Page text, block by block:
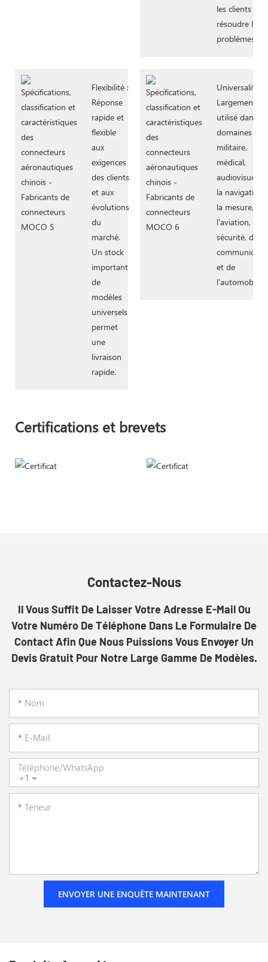
les clients à
résoudre leurs
problèmes.
Flexibilité :
Réponse
rapide et
flexible
aux
exigences
des clients
et aux
évolutions
du
marché.
Un stock
important
de
modèles
universels
permet
une
livraison
rapide.
Universalité :
Largement
utilisé dans
domaines
militaire,
médical,
audiovisuel,
la navigation,
la mesure, de
l'aviation, de
sécurité, des
et de
l'automobile.
Certifications et brevets
Contactez-Nous
Il Vous Suffit De Laisser Votre Adresse E-Mail Ou
Votre Numéro De Téléphone Dans Le Formulaire De
Contact Afin Que Nous Puissions Vous Envoyer Un
Devis Gratuit Pour Notre Large Gamme De Modèles.
Nom
E-Mail
+1
Téléphone/WhatsApp
Teneur
ENVOYER UNE ENQUÊTE MAINTENANT